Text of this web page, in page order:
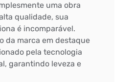
uma obra
qualidade, sua
é incomparável.
da marca em destaque
pela tecnologia
garantindo leveza e